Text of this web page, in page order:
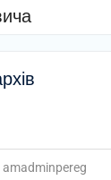
amadminpereg